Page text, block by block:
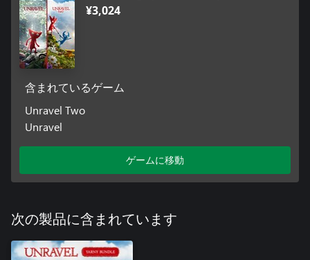
¥3,024
含まれているゲーム
Unravel Two
Unravel
ゲームに移動
次の製品に含まれています